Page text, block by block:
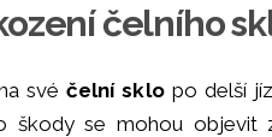
čelního
své čelní sklopo delší
škody se mohou objevit